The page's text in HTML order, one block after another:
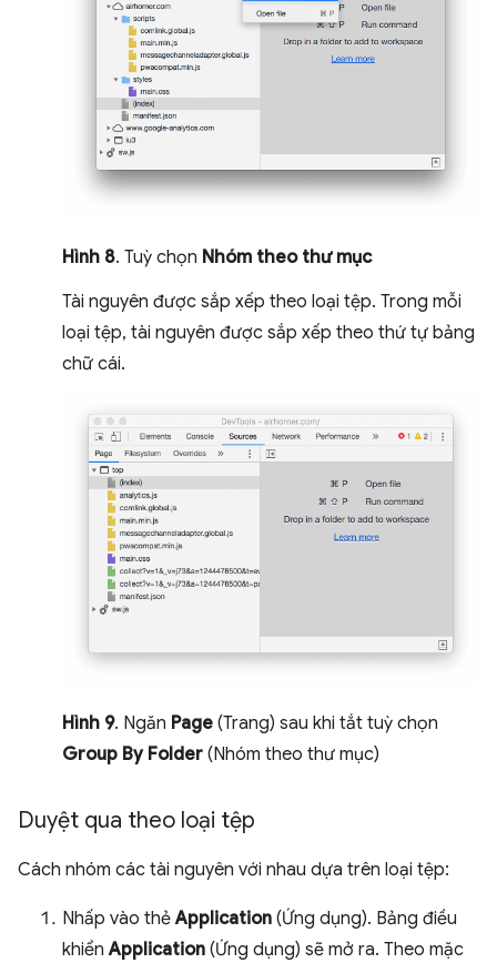
Hình 8. Tuỳ chọn Nhóm theo thư mục
Tài nguyên được sắp xếp theo loại tệp. Trong mỗi
loại tệp, tài nguyên được sắp xếp theo thứ tự bảng
chữ cái.
Hình 9. Ngăn Page (Trang) sau khi tắt tuỳ chọn
Group By Folder (Nhóm theo thư mục)
Duyệt qua theo loại tệp
Cách nhóm các tài nguyên với nhau dựa trên loại tệp:
Nhấp vào thẻApplication (Ứng dụng). Bảng điều
khiểnApplication (Ứng dụng) sẽ mở ra. Theo mặc